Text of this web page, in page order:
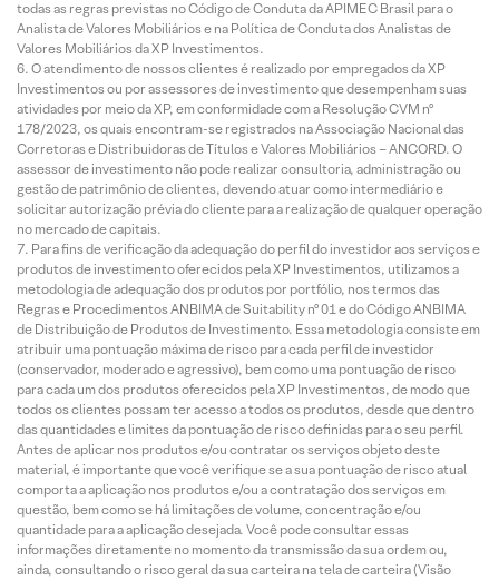
todas as regras previstas no Código de Conduta da APIMEC Brasil para o
Analista de Valores Mobiliários e na Política de Conduta dos Analistas de
Valores Mobiliários da XP Investimentos.
O atendimento de nossos clientes é realizado por empregados da XP
Investimentos ou por assessores de investimento que desempenham suas
atividades por meio da XP, em conformidade com a Resolução CVM nº
178/2023, os quais encontram-se registrados na Associação Nacional das
Corretoras e Distribuidoras de Títulos e Valores Mobiliários – ANCORD. O
assessor de investimento não pode realizar consultoria, administração ou
gestão de patrimônio de clientes, devendo atuar como intermediário e
solicitar autorização prévia do cliente para a realização de qualquer operação
no mercado de capitais.
Para fins de verificação da adequação do perfil do investidor aos serviços e
produtos de investimento oferecidos pela XP Investimentos, utilizamos a
metodologia de adequação dos produtos por portfólio, nos termos das
Regras e Procedimentos ANBIMA de Suitability nº 01 e do Código ANBIMA
de Distribuição de Produtos de Investimento. Essa metodologia consiste em
atribuir uma pontuação máxima de risco para cada perfil de investidor
(conservador, moderado e agressivo), bem como uma pontuação de risco
para cada um dos produtos oferecidos pela XP Investimentos, de modo que
todos os clientes possam ter acesso a todos os produtos, desde que dentro
das quantidades e limites da pontuação de risco definidas para o seu perfil.
Antes de aplicar nos produtos e/ou contratar os serviços objeto deste
material, é importante que você verifique se a sua pontuação de risco atual
comporta a aplicação nos produtos e/ou a contratação dos serviços em
questão, bem como se há limitações de volume, concentração e/ou
quantidade para a aplicação desejada. Você pode consultar essas
informações diretamente no momento da transmissão da sua ordem ou,
ainda, consultando o risco geral da sua carteira na tela de carteira (Visão